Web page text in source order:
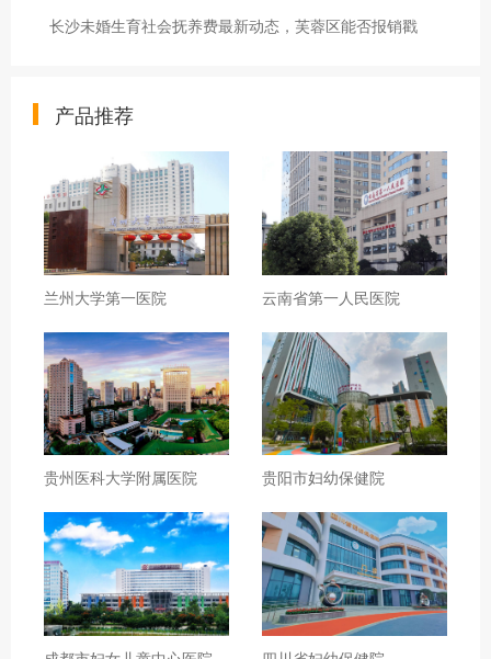
长沙未婚生育社会抚养费最新动态，芙蓉区能否报销戳
产品推荐
兰州大学第一医院 云南省第一人民医院
贵州医科大学附属医院 贵阳市妇幼保健院